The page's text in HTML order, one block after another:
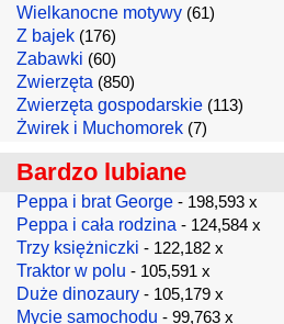
Wielkanocne motywy (61)
Z bajek (176)
Zabawki (60)
Zwierzęta (850)
Zwierzęta gospodarskie (113)
Żwirek i Muchomorek (7)
Bardzo lubiane
Peppa i brat George - 198,593 x
Peppa i cała rodzina - 124,584 x
Trzy księżniczki - 122,182 x
Traktor w polu - 105,591 x
Duże dinozaury - 105,179 x
Mycie samochodu - 99,763 x